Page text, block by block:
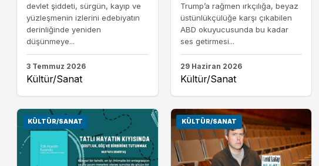
devlet şiddeti, sürgün, kayıp ve
yüzleşmenin izlerini edebiyatın
derinliğinde yeniden
düşünmeye...
3 Temmuz 2026
Kültür/Sanat
Trump’a rağmen ırkçılığa, beyaz
üstünlükçülüğe karşı çıkabilen
ABD okuyucusunda bu kadar
ses getirmesi...
29 Haziran 2026
Kültür/Sanat
KÜLTÜR/SANAT KÜLTÜR/SANAT